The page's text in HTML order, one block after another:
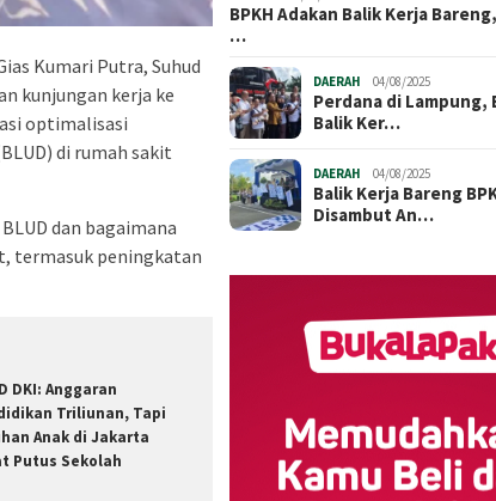
Kumari Putra, Suhud
kunjungan kerja ke
optimalisasi
di rumah sakit
dan bagaimana
termasuk peningkatan
DKI: Anggaran
Triliunan, Tapi
Anak di Jakarta
Putus Sekolah
BPKH Adakan Balik Kerja
…
DAERAH 04/08/2025
Perdana di Lampung,
Balik Ker…
DAERAH 04/08/2025
Balik Kerja Bareng
Disambut An…